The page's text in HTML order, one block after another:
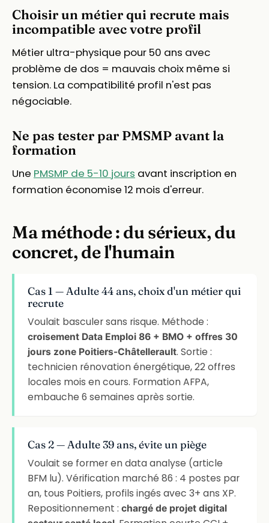
Choisir un métier qui recrute mais
incompatible avec votre profil
Métier ultra-physique pour 50 ans avec
problème de dos = mauvais choix même si
tension. La compatibilité profil n'est pas
négociable.
Ne pas tester par PMSMP avant la
formation
Une PMSMP de 5-10 jours avant inscription en
formation économise 12 mois d'erreur.
Ma méthode : du sérieux, du
concret, de l'humain
Cas 1 — Adulte 44 ans, choix d'un métier qui
recrute
Voulait basculer sans risque. Méthode :
croisement Data Emploi 86 + BMO + offres 30
jours zone Poitiers-Châtellerault. Sortie :
technicien rénovation énergétique, 22 offres
locales mois en cours. Formation AFPA,
embauche 6 semaines après sortie.
Cas 2 — Adulte 39 ans, évite un piège
Voulait se former en data analyse (article
BFM lu). Vérification marché 86 : 4 postes par
an, tous Poitiers, profils ingés avec 3+ ans XP.
Repositionnement :chargé de projet digital